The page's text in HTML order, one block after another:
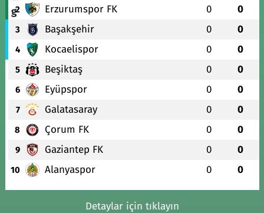
2 Erzurumspor FK 0 0
3 Başakşehir 0 0
4 Kocaelispor 0 0
5 Beşiktaş 0 0
6 Eyüpspor 0 0
7 Galatasaray 0 0
8 Çorum FK 0 0
9 Gaziantep FK 0 0
10 Alanyaspor 0 0
Detaylar için tıklayın